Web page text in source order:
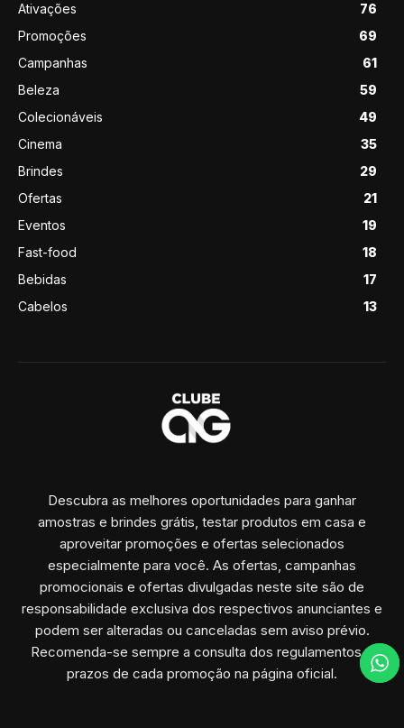
Ativações
76
Promoções
69
Campanhas
61
Beleza
59
Colecionáveis
49
Cinema
35
Brindes
29
Ofertas
21
Eventos
19
Fast-food
18
Bebidas
17
Cabelos
13
Descubra as melhores oportunidades para ganhar
amostras e brindes grátis, testar produtos em casa e
aproveitar promoções e ofertas selecionados
especialmente para você. As ofertas, campanhas
promocionais e ofertas divulgadas neste site são de
responsabilidade exclusiva dos respectivos anunciantes e
podem ser alteradas ou canceladas sem aviso prévio.
Recomenda-se sempre a consulta dos regulamentos e
prazos de cada promoção na página oficial.